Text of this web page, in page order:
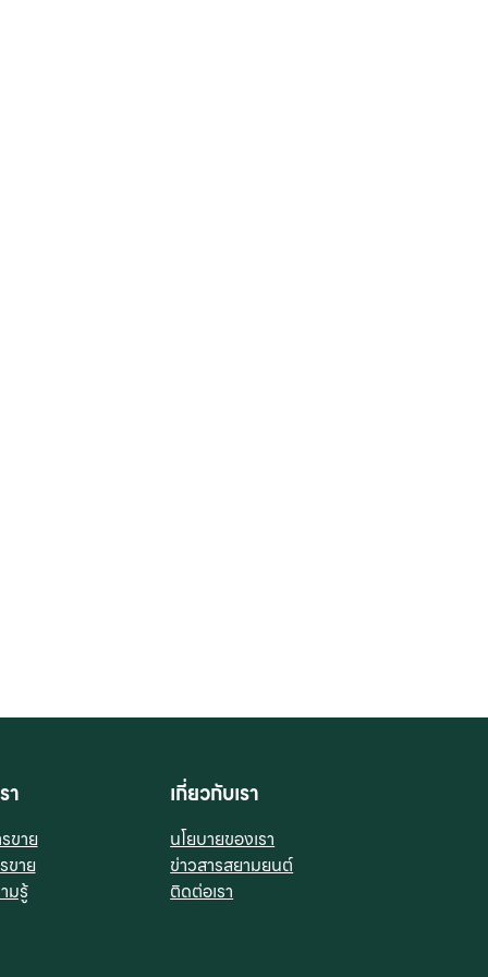
า
ขาย
ขาย
มรู้
เกี่ยวกับเรา
นโยบายของเรา
ข่าวสารสยามยนต์
ติดต่อเรา